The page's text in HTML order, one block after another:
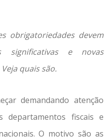
obrigatoriedades devem
significativas e novas
quais são.
demandando atenção
fiscais e
O motivo são as